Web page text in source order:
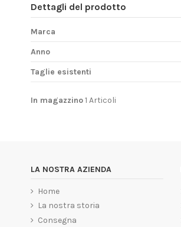
Dettagli del prodotto
Marca
Anno
Taglie esistenti
In magazzino1 Articoli
LA NOSTRA AZIENDA
Home
La nostra storia
Consegna